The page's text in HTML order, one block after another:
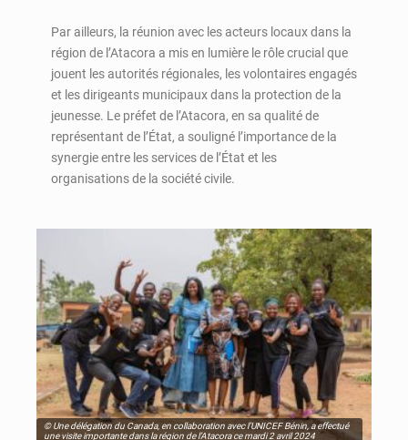
Par ailleurs, la réunion avec les acteurs locaux dans la
région de l’Atacora a mis en lumière le rôle crucial que
jouent les autorités régionales, les volontaires engagés
et les dirigeants municipaux dans la protection de la
jeunesse. Le préfet de l’Atacora, en sa qualité de
représentant de l’État, a souligné l’importance de la
synergie entre les services de l’État et les
organisations de la société civile.
© Une délégation du Canada, en collaboration avec l’UNICEF Bénin, a effectué
une visite importante dans la région de l’Atacora ce mardi 2 avril 2024